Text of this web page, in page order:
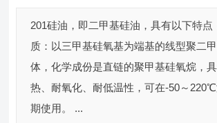
201硅油，即二甲基硅油，具有以下特点
质：以三甲基硅氧基为端基的线型聚二
体，化学成份是直链的聚甲基硅氧烷，
热、耐氧化、耐低温性，可在-50～
期使用。 ...